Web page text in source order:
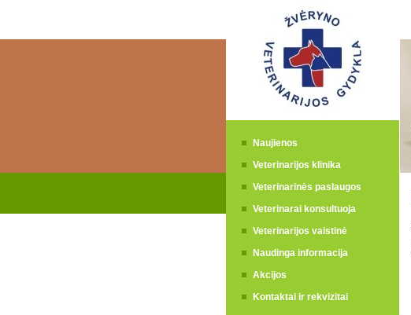
Naujienos
Veterinarijos klinika
Veterinarinės paslaugos
Veterinarai konsultuoja
Veterinarijos vaistinė
Naudinga informacija
Akcijos
Kontaktai ir rekvizitai